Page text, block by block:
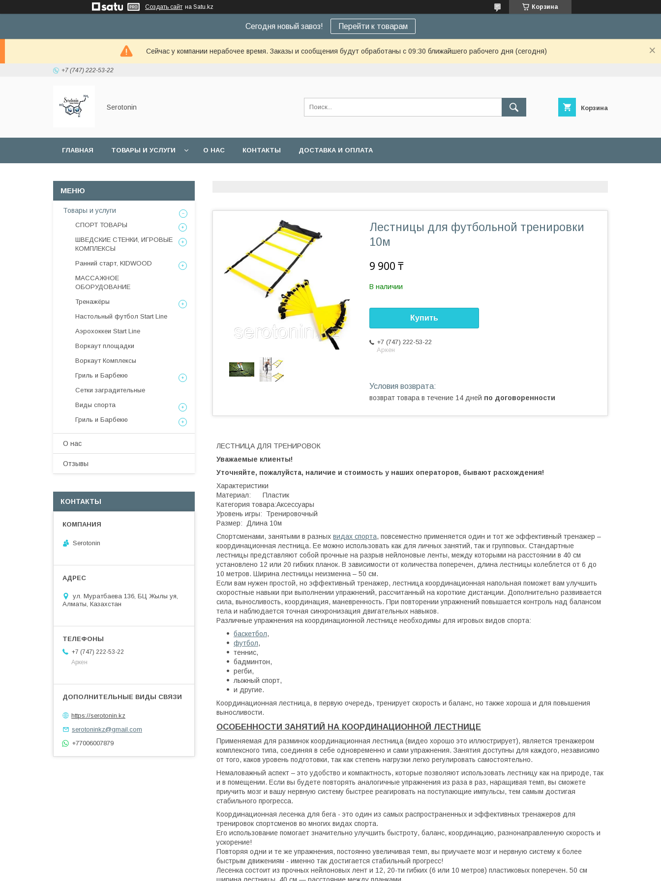
Создать сайт на Satu.kz Корзина
Сегодня новый завоз! Перейти к товарам
Сейчас у компании нерабочее время. Заказы и сообщения будут обработаны с 09:30 ближайшего рабочего дня (сегодня)
+7 (747) 222-53-22
Serotonin Корзина
ГЛАВНАЯ ТОВАРЫ И УСЛУГИ О НАС КОНТАКТЫ ДОСТАВКА И ОПЛАТА
Лестницы для футбольной тренировки
10м
9 900 ₸
В наличии
Купить
+7 (747) 222-53-22
Аркен
возврат товара в течение 14 дней по договоренности
ЛЕСТНИЦА ДЛЯ ТРЕНИРОВОК
Уважаемые клиенты!
Уточняйте, пожалуйста, наличие и стоимость у наших операторов, бывают расхождения!
Характеристики
Материал: Пластик
Категория товара:Аксессуары
Уровень игры: Тренировочный
Размер: Длина 10м
Спортсменами, занятыми в разных видах спорта, повсеместно применяется один и тот же эффективный тренажер –
координационная лестница. Ее можно использовать как для личных занятий, так и групповых. Стандартные
лестницы представляют собой прочные на разрыв нейлоновые ленты, между которыми на расстоянии в 40 см
установлено 12 или 20 гибких планок. В зависимости от количества поперечен, длина лестницы колеблется от 6 до
10 метров. Ширина лестницы неизменна – 50 см.
Если вам нужен простой, но эффективный тренажер, лестница координационная напольная поможет вам улучшить
скоростные навыки при выполнении упражнений, рассчитанный на короткие дистанции. Дополнительно развивается
сила, выносливость, координация, маневренность. При повторении упражнений повышается контроль над балансом
тела и наблюдается точная синхронизация двигательных навыков.
Различные упражнения на координационной лестнице необходимы для игровых видов спорта:
баскетбол,
футбол,
теннис,
бадминтон,
регби,
лыжный спорт,
и другие.
Координационная лестница, в первую очередь, тренирует скорость и баланс, но также хороша и для повышения
выносливости.
ОСОБЕННОСТИ ЗАНЯТИЙ НА КООРДИНАЦИОННОЙ ЛЕСТНИЦЕ
Применяемая для разминок координационная лестница (видео хорошо это иллюстрирует), является тренажером
комплексного типа, соединяя в себе одновременно и сами упражнения. Занятия доступны для каждого, независимо
от того, каков уровень подготовки, так как степень нагрузки легко регулировать самостоятельно.
Немаловажный аспект – это удобство и компактность, которые позволяют использовать лестницу как на природе, так
и в помещении. Если вы будете повторять аналогичные упражнения из раза в раз, наращивая темп, вы сможете
приучить мозг и вашу нервную систему быстрее реагировать на поступающие импульсы, тем самым достигая
стабильного прогресса.
Координационная лесенка для бега - это один из самых распространенных и эффективных тренажеров для
тренировок спортсменов во многих видах спорта.
Его использование помогает значительно улучшить быстроту, баланс, координацию, разнонаправленную скорость и
ускорение!
Повторяя одни и те же упражнения, постоянно увеличивая темп, вы приучаете мозг и нервную систему к более
быстрым движениям - именно так достигается стабильный прогресс!
Лесенка состоит из прочных нейлоновых лент и 12, 20-ти гибких (6 или 10 метров) пластиковых поперечен. 50 см
ширина лестницы, 40 см — расстояние между планками.
Товары и услуги
СПОРТ ТОВАРЫ
ШВЕДСКИЕ СТЕНКИ, ИГРОВЫЕ
КОМПЛЕКСЫ
Ранний старт, KIDWOOD
МАССАЖНОЕ
ОБОРУДОВАНИЕ
Тренажёры
Настольный футбол Start Line
Аэрохоккеи Start Line
Воркаут площадки
Воркаут Комплексы
Гриль и Барбекю
Сетки заградительные
Виды спорта
Гриль и Барбекю
О нас
Отзывы
КОНТАКТЫ
Serotonin
ул. Муратбаева 136, БЦ Жылы уя,
Алматы, Казахстан
+7 (747) 222-53-22
Аркен
https://serotonin.kz
serotoninkz@gmail.com
+77006007879